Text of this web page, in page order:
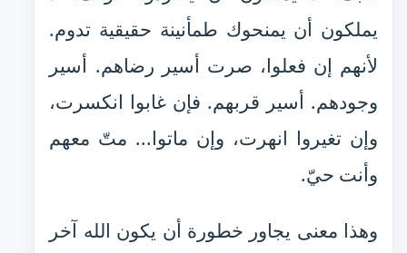
يملكون أن يمنحوك طمأنينة حقيقية تدوم.
لأنهم إن فعلوا، صرت أسير رضاهم. أسير
وجودهم. أسير قربهم. فإن غابوا انكسرت،
وإن تغيروا انهرت، وإن ماتوا... متّ معهم
وأنت حيّ.
وهذا معنى يجاور خطورة أن يكون الله آخر